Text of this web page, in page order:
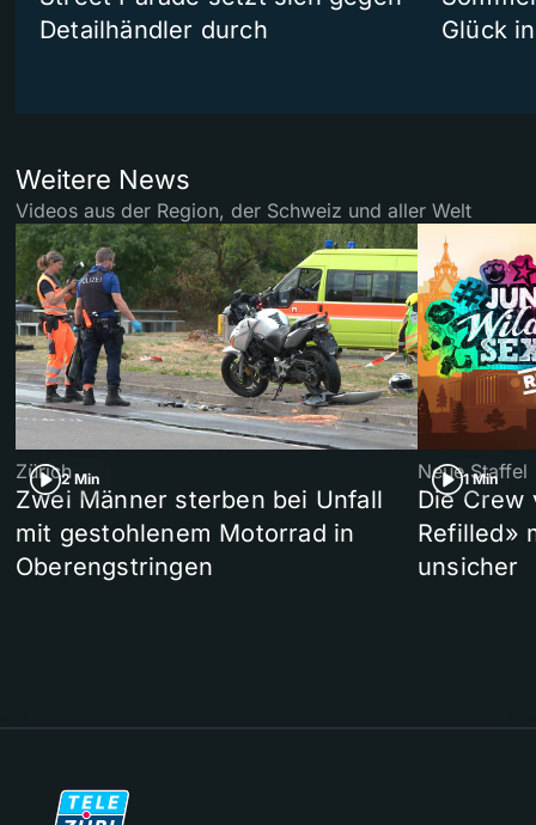
Detailhändler durch
Glück
Weitere News
Videos aus der Region, der Schweiz und aller Welt
2 Min
Zürich
Zwei Männer sterben bei Unfall
mit gestohlenem Motorrad in
Oberengstringen
1 Min
Neue Staffel
Die Crew
Refilled»
unsicher